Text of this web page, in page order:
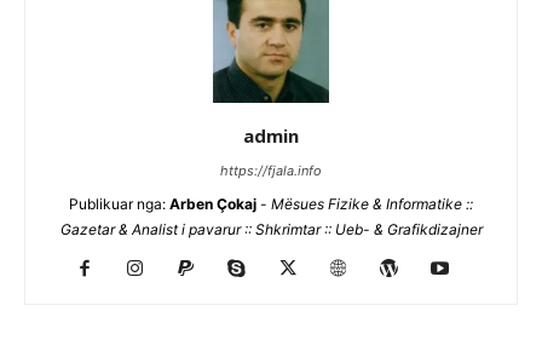
admin
https://fjala.info
Publikuar nga: Arben Çokaj - Mësues Fizike & Informatike ::
Gazetar & Analist i pavarur :: Shkrimtar :: Ueb- & Grafikdizajner